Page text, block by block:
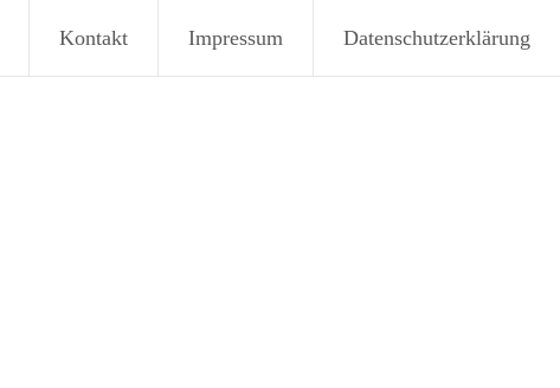
Kontakt Impressum Datenschutzerklärung